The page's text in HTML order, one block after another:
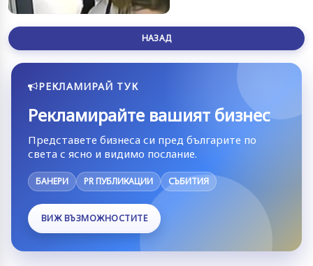
НАЗАД
РЕКЛАМИРАЙ ТУК
Рекламирайте вашият бизнес
Представете бизнеса си пред българите по
света с ясно и видимо послание.
БАНЕРИ PR ПУБЛИКАЦИИ СЪБИТИЯ
ВИЖ ВЪЗМОЖНОСТИТЕ